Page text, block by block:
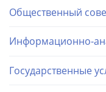
Общественный
Информационно-
Государственные